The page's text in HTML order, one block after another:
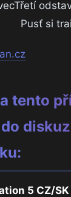
Pusť si
tento
5 CZ/